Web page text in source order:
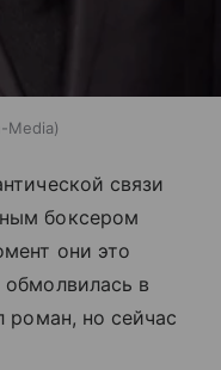
Media
связи
боксером
они это
в
роман, но сейчас